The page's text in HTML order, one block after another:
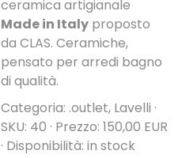
ceramica artigianale
Made in Italy proposto
da CLAS. Ceramiche,
pensato per arredi bagno
di qualità.
Categoria: .outlet, Lavelli ·
SKU: 40 · Prezzo: 150,00 EUR
· Disponibilità: in stock